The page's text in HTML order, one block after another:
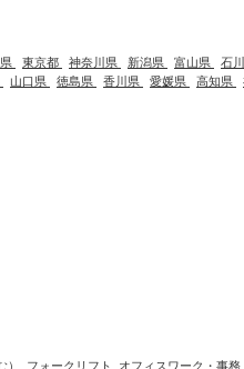
東京都 神奈川県 新潟県 富山県
石
山口県 徳島県 香川県 愛媛県 高知県
フォークリフト オフィスワーク・事務